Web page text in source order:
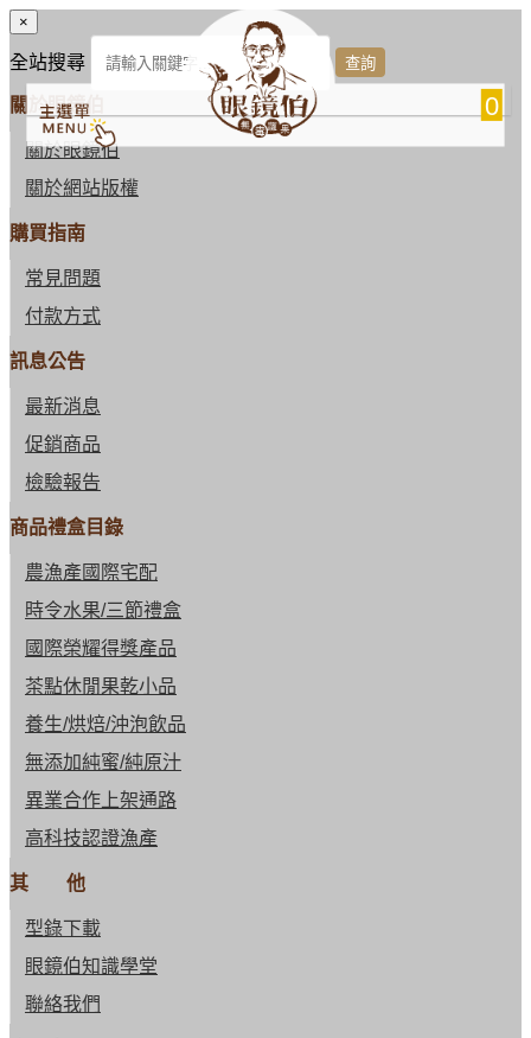
0
×
全站搜尋
關於眼鏡伯
關於眼鏡伯
關於網站版權
購買指南
常見問題
付款方式
訊息公告
最新消息
促銷商品
檢驗報告
商品禮盒目錄
農漁產國際宅配
時令水果/三節禮盒
國際榮耀得獎產品
茶點休閒果乾小品
養生/烘焙/沖泡飲品
無添加純蜜/純原汁
異業合作上架通路
高科技認證漁產
其 他
型錄下載
眼鏡伯知識學堂
聯絡我們